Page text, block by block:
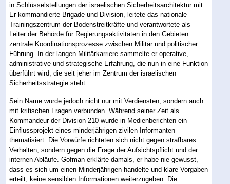
in Schlüsselstellungen der israelischen Sicherheitsarchitektur mit.
Er kommandierte Brigade und Division, leitete das nationale
Trainingszentrum der Bodenstreitkräfte und verantwortete als
Leiter der Behörde für Regierungsaktivitäten in den Gebieten
zentrale Koordinationsprozesse zwischen Militär und politischer
Führung. In der langen Militärkarriere sammelte er operative,
administrative und strategische Erfahrung, die nun in eine Funktion
überführt wird, die seit jeher im Zentrum der israelischen
Sicherheitsstrategie steht.
Sein Name wurde jedoch nicht nur mit Verdiensten, sondern auch
mit kritischen Fragen verbunden. Während seiner Zeit als
Kommandeur der Division 210 wurde in Medienberichten ein
Einflussprojekt eines minderjährigen zivilen Informanten
thematisiert. Die Vorwürfe richteten sich nicht gegen strafbares
Verhalten, sondern gegen die Frage der Aufsichtspflicht und der
internen Abläufe. Gofman erklärte damals, er habe nie gewusst,
dass es sich um einen Minderjährigen handelte und klare Vorgaben
erteilt, keine sensiblen Informationen weiterzugeben. Die